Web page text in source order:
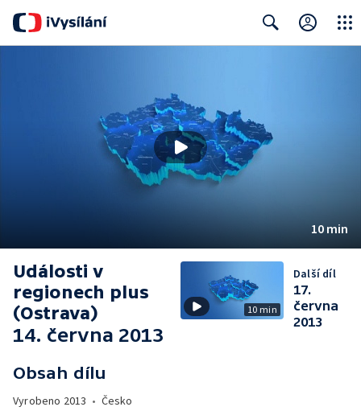
10 min
Události v
regionech plus
(Ostrava)
14. června 2013
Obsah dílu
Vyrobeno 2013 • Česko
10 min
Další díl
17.
června
2013